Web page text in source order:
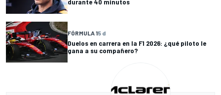
durante 40 minutos
FÓRMULA 15 d
Duelos en carrera en la F1 2026: ¿qué piloto le
gana a su compañero?